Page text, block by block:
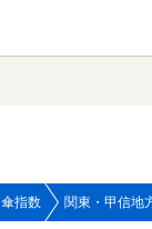
傘指数 関東・甲信地